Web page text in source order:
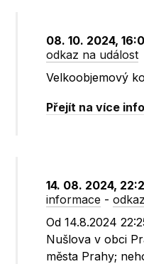
08. 10. 2024,
odkaz na událost
Velkoobjemový
Přejít na více
14. 08. 2024,
informace -
Od 14.8.2024
Nušlova v obci
města Prahy;